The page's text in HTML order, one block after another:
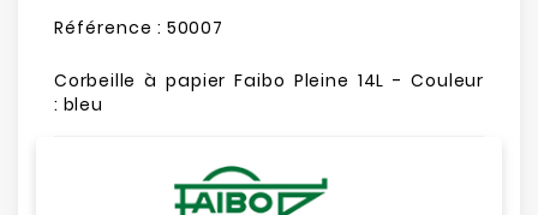
Référence : 50007
Corbeille à papier Faibo Pleine 14L - Couleur
: bleu